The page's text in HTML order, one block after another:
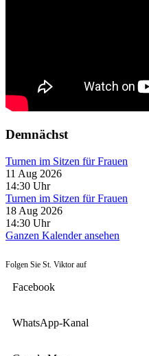
Demnächst
Turnen im Sitzen für Frauen
11 Aug 2026
14:30 Uhr
Turnen im Sitzen für Frauen
18 Aug 2026
14:30 Uhr
Ganzen Kalender ansehen
Folgen Sie St. Viktor auf
Facebook
WhatsApp-Kanal